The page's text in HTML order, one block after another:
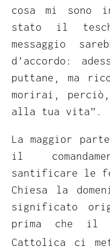
cosa mi sono
stato il
messaggio
d’accordo:
puttane, ma
morirai,
alla tua vita”.
La maggior
il
santificare le
Chiesa la
significato
prima che il
Cattolica ci